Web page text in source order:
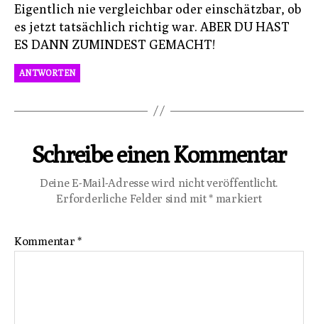
Eigentlich nie vergleichbar oder einschätzbar, ob
es jetzt tatsächlich richtig war. ABER DU HAST
ES DANN ZUMINDEST GEMACHT!
ANTWORTEN
Schreibe einen Kommentar
Deine E-Mail-Adresse wird nicht veröffentlicht.
Erforderliche Felder sind mit* markiert
Kommentar*